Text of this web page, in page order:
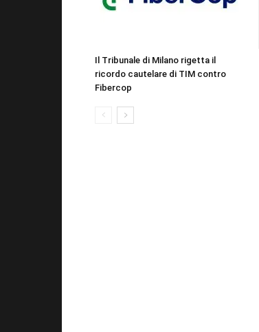
Il Tribunale di Milano rigetta il
ricordo cautelare di TIM contro
Fibercop